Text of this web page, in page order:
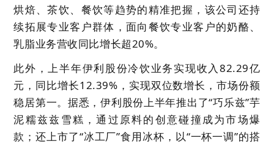
烘焙、茶饮、餐饮等趋势的精准把握，该公司还持
续拓展专业客户群体，面向餐饮专业客户的奶酪、
乳脂业务营收同比增长超20%。
此外，上半年伊利股份冷饮业务实现收入82.29亿
元，同比增长12.39%，实现双位数增长，市场份额
稳居第一。据悉，伊利股份上半年推出了“巧乐兹”芋
泥糯兹兹雪糕，通过原料的创意碰撞成为市场爆
款；还上市了“冰工厂”食用冰杯，以“一杯一调”的搭